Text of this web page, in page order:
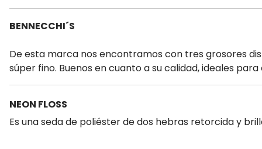
BENNECCHI´S
De esta marca nos encontramos con tres grosores
súper fino. Buenos en cuanto a su calidad, ideales
NEON FLOSS
Es una seda de poliéster de dos hebras retorcida y